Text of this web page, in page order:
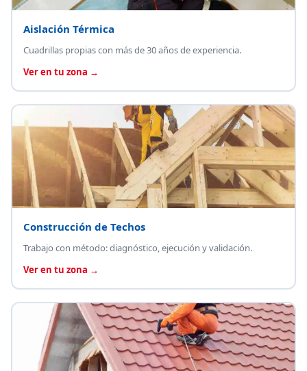
Aislación Térmica
Cuadrillas propias con más de 30 años de experiencia.
Ver en tu zona →
Construcción de Techos
Trabajo con método: diagnóstico, ejecución y validación.
Ver en tu zona →